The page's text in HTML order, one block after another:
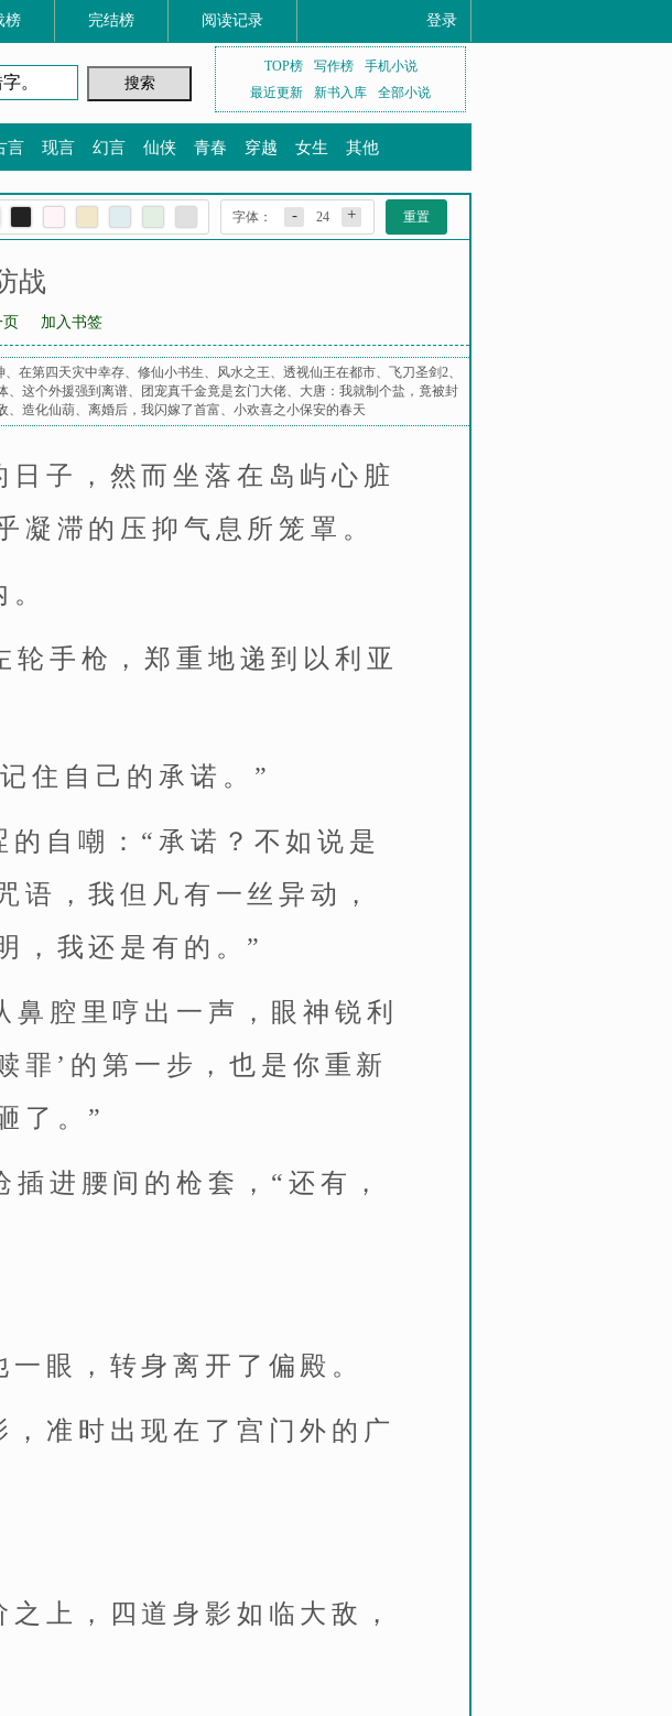
榜 完结榜 阅读记录 登录
TOP榜 写作榜
手机小说
最近更新
新书入库 全部小说
言 现言 幻言 仙侠 青春 穿越 女生 其他
字体： - 24 + 重置
战
加入书签
、 在第四天灾中幸存、 修仙小书生、 风水之王、 透视仙王在都市、 飞刀圣剑2、
、 这个外援强到离谱、 团宠真千金竟是玄门大佬、 大唐：我就制个盐，竟被封
、 造化仙葫、 离婚后，我闪嫁了首富、 小欢喜之小保安的春天
子，然而坐落在岛屿心脏
凝滞的压抑气息所笼罩。
手枪，郑重地递到以利亚
住自己的承诺。”
自嘲：“承诺？不如说是
语，我但凡有一丝异动，
，我还是有的。”
腔里哼出一声，眼神锐利
罪’的第一步，也是你重新
了。”
进腰间的枪套，“还有，
眼，转身离开了偏殿。
准时出现在了宫门外的广
上，四道身影如临大敌，